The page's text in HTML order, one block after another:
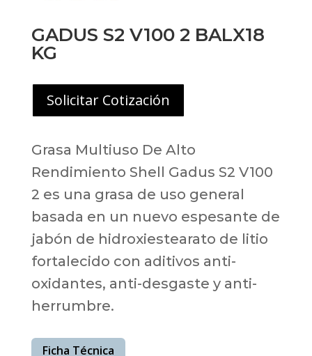
GADUS S2 V100 2 BALX18
KG
Solicitar Cotización
Grasa Multiuso De Alto
Rendimiento Shell Gadus S2 V100
2 es una grasa de uso general
basada en un nuevo espesante de
jabón de hidroxiestearato de litio
fortalecido con aditivos anti-
oxidantes, anti-desgaste y anti-
herrumbre.
Ficha Técnica